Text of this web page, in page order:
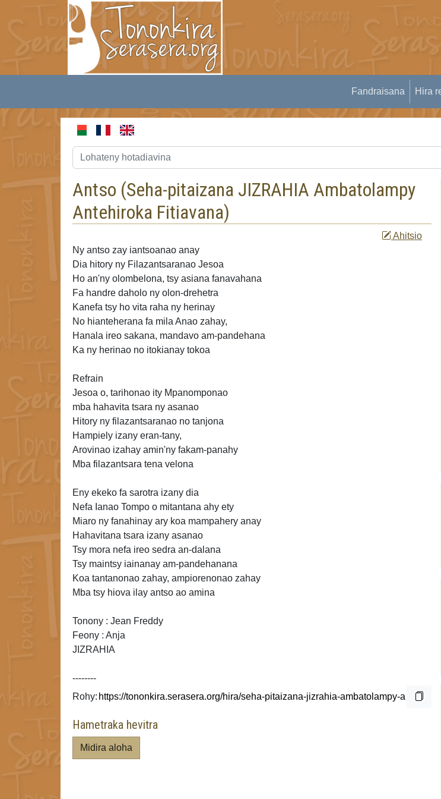
Fandraisana Hira
Antso (Seha-pitaizana JIZRAHIA Ambatolampy
Antehiroka Fitiavana)
Ahitsio
Ny antso zay iantsoanao anay
Dia hitory ny Filazantsaranao Jesoa
Ho an'ny olombelona, tsy asiana fanavahana
Fa handre daholo ny olon-drehetra
Kanefa tsy ho vita raha ny herinay
No hianteherana fa mila Anao zahay,
Hanala ireo sakana, mandavo am-pandehana
Ka ny herinao no itokianay tokoa
Refrain
Jesoa o, tarihonao ity Mpanomponao
mba hahavita tsara ny asanao
Hitory ny filazantsaranao no tanjona
Hampiely izany eran-tany,
Arovinao izahay amin'ny fakam-panahy
Mba filazantsara tena velona
Eny ekeko fa sarotra izany dia
Nefa Ianao Tompo o mitantana ahy ety
Miaro ny fanahinay ary koa mampahery anay
Hahavitana tsara izany asanao
Tsy mora nefa ireo sedra an-dalana
Tsy maintsy iainanay am-pandehanana
Koa tantanonao zahay, ampiorenonao zahay
Mba tsy hiova ilay antso ao amina
Tonony : Jean Freddy
Feony : Anja
JIZRAHIA
--------
Rohy:
Hametraka hevitra
Midira aloha